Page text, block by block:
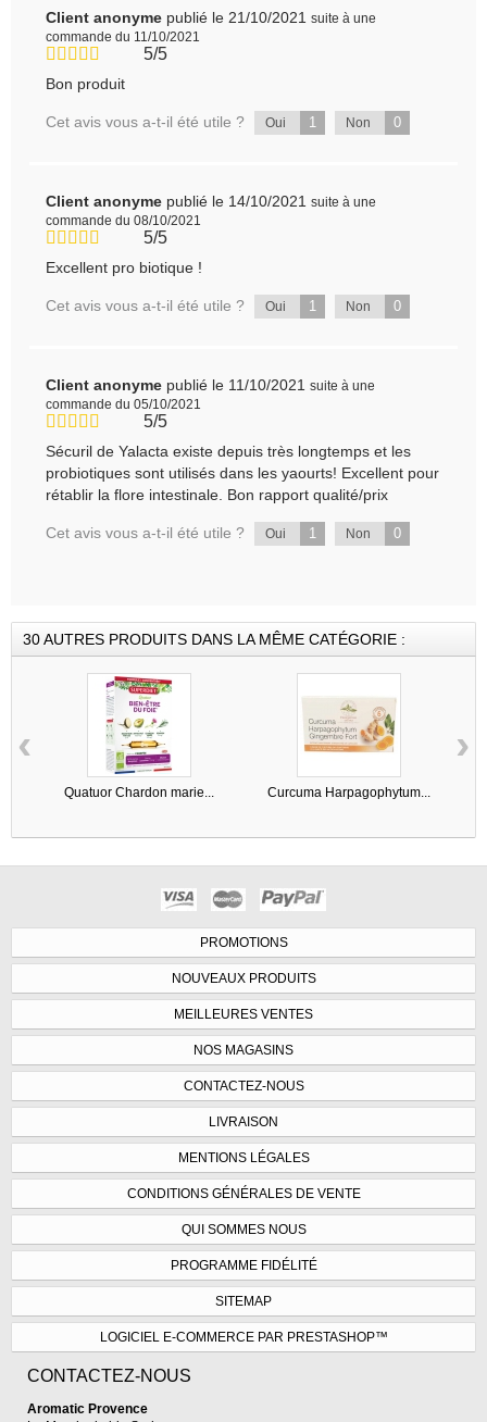
Client anonyme publié le 21/10/2021 suite à une
commande du 11/10/2021
5/5
Bon produit
Cet avis vous a-t-il été utile ? Oui 1 Non 0
Client anonyme publié le 14/10/2021 suite à une
commande du 08/10/2021
5/5
Excellent pro biotique !
Cet avis vous a-t-il été utile ? Oui 1 Non 0
Client anonyme publié le 11/10/2021 suite à une
commande du 05/10/2021
5/5
Sécuril de Yalacta existe depuis très longtemps et les
probiotiques sont utilisés dans les yaourts! Excellent pour
rétablir la flore intestinale. Bon rapport qualité/prix
Cet avis vous a-t-il été utile ? Oui 1 Non 0
30 AUTRES PRODUITS DANS LA MÊME CATÉGORIE :
Quatuor Chardon marie... Curcuma Harpagophytum...
‹ ›
PROMOTIONS
NOUVEAUX PRODUITS
MEILLEURES VENTES
NOS MAGASINS
CONTACTEZ-NOUS
LIVRAISON
MENTIONS LÉGALES
CONDITIONS GÉNÉRALES DE VENTE
QUI SOMMES NOUS
PROGRAMME FIDÉLITÉ
SITEMAP
LOGICIEL E-COMMERCE PAR PRESTASHOP™
CONTACTEZ-NOUS
Aromatic Provence